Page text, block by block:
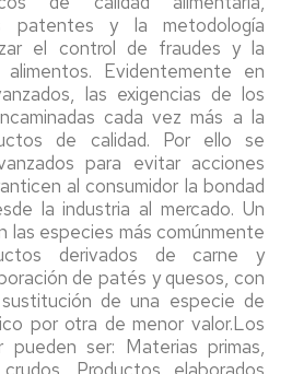
patentes y la metodología
el control de fraudes y la
Evidentemente en
las exigencias de los
cada vez más a la
de calidad. Por ello se
para evitar acciones
al consumidor la bondad
la industria al mercado. Un
las especies más comúnmente
derivados de carne y
de patés y quesos, con
de una especie de
por otra de menor valor.Los
pueden ser: Materias primas,